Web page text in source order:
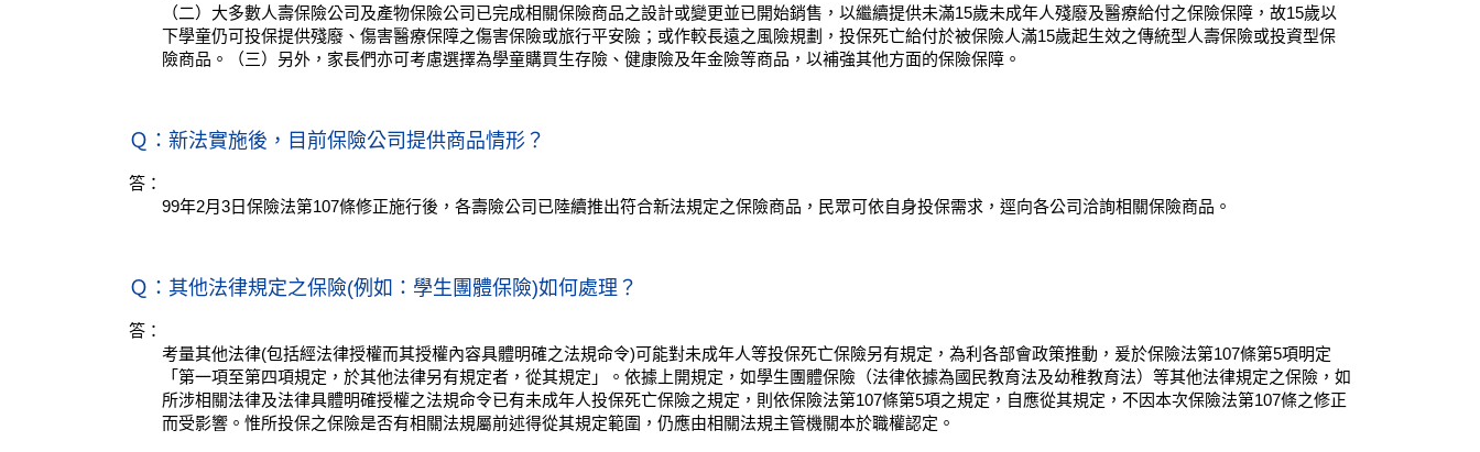
（二）大多數人壽保險公司及產物保險公司已完成相關保險商品之設計或變更並已開始銷售，以繼續提供未滿15歲未成年人殘廢及醫療給付之保險保障，故15歲以
下學童仍可投保提供殘廢、傷害醫療保障之傷害保險或旅行平安險；或作較長遠之風險規劃，投保死亡給付於被保險人滿15歲起生效之傳統型人壽保險或投資型保
險商品。（三）另外，家長們亦可考慮選擇為學童購買生存險、健康險及年金險等商品，以補強其他方面的保險保障。
Ｑ：新法實施後，目前保險公司提供商品情形？
答：
99年2月3日保險法第107條修正施行後，各壽險公司已陸續推出符合新法規定之保險商品，民眾可依自身投保需求，逕向各公司洽詢相關保險商品。
Ｑ：其他法律規定之保險(例如：學生團體保險)如何處理？
答：
考量其他法律(包括經法律授權而其授權內容具體明確之法規命令)可能對未成年人等投保死亡保險另有規定，為利各部會政策推動，爰於保險法第107條第5項明定
「第一項至第四項規定，於其他法律另有規定者，從其規定」。依據上開規定，如學生團體保險（法律依據為國民教育法及幼稚教育法）等其他法律規定之保險，如
所涉相關法律及法律具體明確授權之法規命令已有未成年人投保死亡保險之規定，則依保險法第107條第5項之規定，自應從其規定，不因本次保險法第107條之修正
而受影響。惟所投保之保險是否有相關法規屬前述得從其規定範圍，仍應由相關法規主管機關本於職權認定。